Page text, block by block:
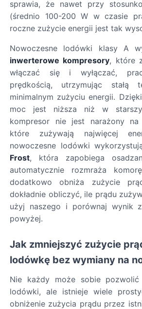
sprawia, że nawet przy
(średnio 100-200 W w czasie
roczne zużycie energii jest tak
Nowoczesne lodówki klasy A
inwerterowe kompresory, które
włączać się i wyłączać,
prędkością, utrzymując stałą
minimalnym zużyciu energii.
moc jest niższa niż w
kompresor nie jest narażony na
które zużywają najwięcej
nowoczesne lodówki
Frost, która zapobiega
automatycznie rozmraża
dodatkowo obniża zużycie
dokładnie obliczyć, ile prądu
użyj naszego i porównaj wynik
powyżej.
Jak zmniejszyć zużycie
lodówkę bez wymiany na
Nie każdy może sobie
lodówki, ale istnieje wiele
obniżenie zużycia prądu przez